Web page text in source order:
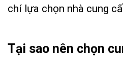
chí lựa chọn nhà cung
Tại sao nên chọn